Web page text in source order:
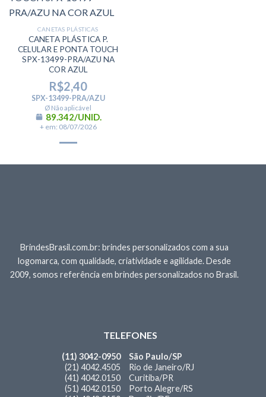
CANETAS PLÁSTICAS
CANETA PLÁSTICA P.
CELULAR E PONTA TOUCH
SPX-13499-PRA/AZU NA
COR AZUL
R$2,40
SPX-13499-PRA/AZU
Ø Não aplicável
89.342/UNID.
+ em: 08/07/2026
BrindesBrasil.com.br: brindes personalizados com a sua
logomarca, com qualidade, criatividade e agilidade. Desde
2009, somos referência em brindes personalizados no Brasil.
TELEFONES
(11) 3042-0950
(21) 4042.4505
(41) 4042.0150
(51) 4042.0150
São Paulo/SP
Rio de Janeiro/RJ
Curitiba/PR
Porto Alegre/RS